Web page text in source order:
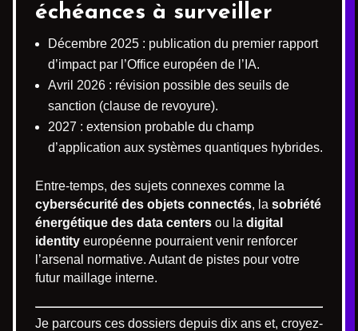
échéances à surveiller
Décembre 2025 : publication du premier rapport
d’impact par l’Office européen de l’IA.
Avril 2026 : révision possible des seuils de
sanction (clause de revoyure).
2027 : extension probable du champ
d’application aux systèmes quantiques hybrides.
Entre-temps, des sujets connexes comme la
cybersécurité des objets connectés, la sobriété
énergétique des data centers ou la digital
identity européenne pourraient venir renforcer
l’arsenal normative. Autant de pistes pour votre
futur maillage interne.
Je parcours ces dossiers depuis dix ans et, croyez-